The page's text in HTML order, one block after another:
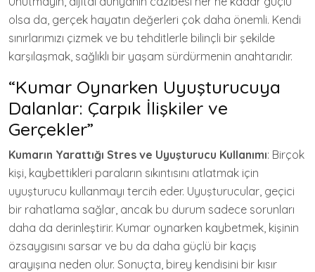
olsa da, gerçek hayatın değerleri çok daha önemli. Kendi
sınırlarımızı çizmek ve bu tehditlerle bilinçli bir şekilde
karşılaşmak, sağlıklı bir yaşam sürdürmenin anahtarıdır.
“Kumar Oynarken Uyuşturucuya
Dalanlar: Çarpık İlişkiler ve
Gerçekler”
Kumarın Yarattığı Stres ve Uyuşturucu Kullanımı: Birçok
kişi, kaybettikleri paraların sıkıntısını atlatmak için
uyuşturucu kullanmayı tercih eder. Uyuşturucular, geçici
bir rahatlama sağlar, ancak bu durum sadece sorunları
daha da derinleştirir. Kumar oynarken kaybetmek, kişinin
özsaygısını sarsar ve bu da daha güçlü bir kaçış
arayışına neden olur. Sonuçta, birey kendisini bir kısır